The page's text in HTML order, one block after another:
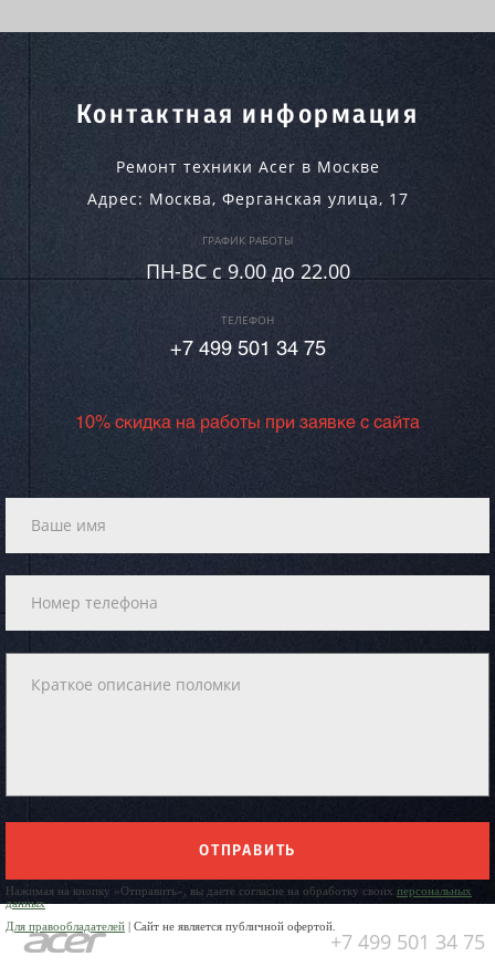
Контактная информация
Ремонт техники Acer в Москве
Адрес: Москва, Ферганская улица, 17
ГРАФИК РАБОТЫ
ПН-ВC c 9.00 до 22.00
ТЕЛЕФОН
+7 499 501 34 75
10% скидка на работы при заявке с сайта
ОТПРАВИТЬ
Нажимая на кнопку «Отправить», вы даете согласие на обработку своих персональных
данных
Для правообладателей | Сайт не является публичной офертой.
+7 499 501 34 75